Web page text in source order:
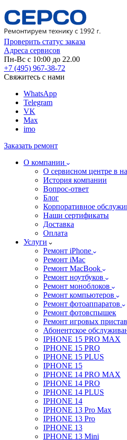
Проверить статус заказа
Адреса сервисов
Пн-Вс с 10:00 до 22.00
+7 (495) 967-38-72
Свяжитесь с нами
WhatsApp
Telegram
VK
Max
imo
Заказать ремонт
О компании
О сервисном центре в
История компании
Вопрос-ответ
Блог
Корпоративное
Наши сертификаты
Доставка
Оплата
Услуги
Ремонт iPhone
Ремонт iMac
Ремонт MacBook
Ремонт ноутбуков
Ремонт моноблоков
Ремонт компьютеров
Ремонт фотоаппаратов
Ремонт фотовспышек
Ремонт игровых
Абонентское
IPHONE 15 PRO MAX
IPHONE 15 PRO
IPHONE 15 PLUS
IPHONE 15
IPHONE 14 PRO MAX
IPHONE 14 PRO
IPHONE 14 PLUS
IPHONE 14
IPHONE 13 Pro Max
IPHONE 13 Pro
IPHONE 13
IPHONE 13 Mini